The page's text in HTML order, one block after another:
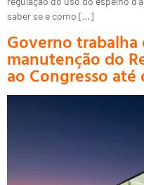
saber se e como […]
Governo trabalha
manutenção do
ao Congresso